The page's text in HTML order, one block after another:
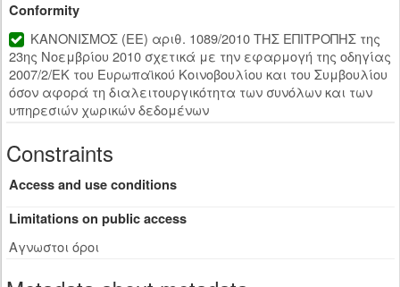
Conformity
ΚΑΝΟΝΙΣΜΟΣ (ΕΕ) αριθ. 1089/2010 ΤΗΣ ΕΠΙΤΡΟΠΗΣ της
23ης Νοεμβρίου 2010 σχετικά με την εφαρμογή της οδηγίας
2007/2/ΕΚ του Ευρωπαϊκού Κοινοβουλίου και του Συμβουλίου
όσον αφορά τη διαλειτουργικότητα των συνόλων και των
υπηρεσιών χωρικών δεδομένων
Constraints
Access and use conditions
Limitations on public access
Αγνωστοι όροι